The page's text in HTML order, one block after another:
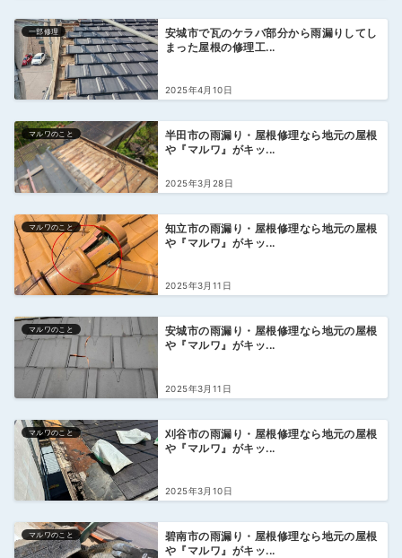
一部修理
安城市で瓦のケラバ部分から雨漏りしてし
まった屋根の修理工...
2025年4月10日
マルワのこと
半田市の雨漏り・屋根修理なら地元の屋根
や『マルワ』がキッ...
2025年3月28日
マルワのこと
知立市の雨漏り・屋根修理なら地元の屋根
や『マルワ』がキッ...
2025年3月11日
マルワのこと
安城市の雨漏り・屋根修理なら地元の屋根
や『マルワ』がキッ...
2025年3月11日
マルワのこと
刈谷市の雨漏り・屋根修理なら地元の屋根
や『マルワ』がキッ...
2025年3月10日
マルワのこと
碧南市の雨漏り・屋根修理なら地元の屋根
や『マルワ』がキッ...